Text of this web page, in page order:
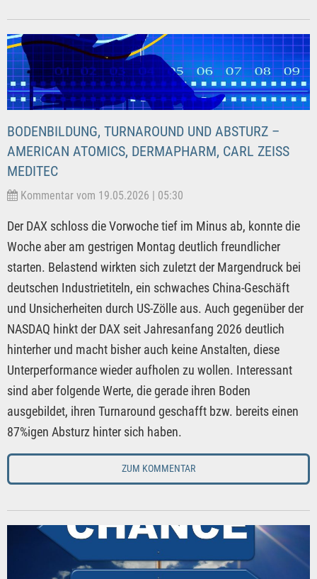
BODENBILDUNG, TURNAROUND UND ABSTURZ –
AMERICAN ATOMICS, DERMAPHARM, CARL ZEISS
MEDITEC
Kommentar vom 19.05.2026 | 05:30
Der DAX schloss die Vorwoche tief im Minus ab, konnte die
Woche aber am gestrigen Montag deutlich freundlicher
starten. Belastend wirkten sich zuletzt der Margendruck bei
deutschen Industrietiteln, ein schwaches China-Geschäft
und Unsicherheiten durch US-Zölle aus. Auch gegenüber der
NASDAQ hinkt der DAX seit Jahresanfang 2026 deutlich
hinterher und macht bisher auch keine Anstalten, diese
Unterperformance wieder aufholen zu wollen. Interessant
sind aber folgende Werte, die gerade ihren Boden
ausgebildet, ihren Turnaround geschafft bzw. bereits einen
87%igen Absturz hinter sich haben.
ZUM KOMMENTAR